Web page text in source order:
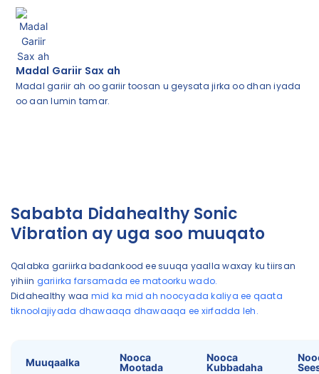
Madal Gariir Sax ah
Madal gariir ah oo gariir toosan u geysata jirka oo dhan iyada
oo aan lumin tamar.
Sababta Didahealthy Sonic
Vibration ay uga soo muuqato
Qalabka gariirka badankood ee suuqa yaalla waxay ku tiirsan
yihiin gariirka farsamada ee matoorku wado.
Didahealthy waa mid ka mid ah noocyada kaliya ee qaata
tiknoolajiyada dhawaaqa dhawaaqa ee xirfadda leh.
Muuqaalka
Nooca
Mootada
Nooca
Kubbadaha